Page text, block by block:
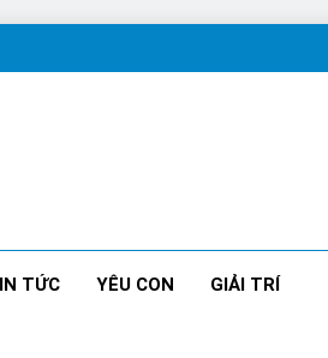
TỨC YÊU CON GIẢI TRÍ